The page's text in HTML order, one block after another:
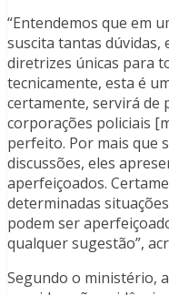
“Entendemos que em
suscita tantas
diretrizes únicas para
tecnicamente, esta é
certamente, servirá de
corporações policiais
perfeito. Por mais que
discussões, eles
aperfeiçoados.
determinadas
podem ser
qualquer sugestão”,
Segundo o ministério,